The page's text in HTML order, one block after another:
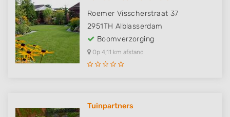
Roemer Visscherstraat 37
2951TH Alblasserdam
Boomverzorging
Op 4,11 km afstand
Tuinpartners